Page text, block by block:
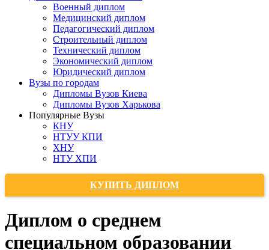
Военный диплом
Медицинский диплом
Педагогический диплом
Строительный диплом
Технический диплом
Экономический диплом
Юридический диплом
Вузы по городам
Дипломы Вузов Киева
Дипломы Вузов Харькова
Популярные Вузы
КНУ
НТУУ КПИ
ХНУ
НТУ ХПИ
КУПИТЬ ДИПЛОМ
Диплом о среднем
специальном образовании